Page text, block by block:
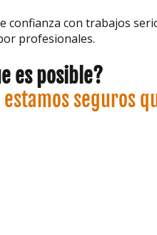
confianza con trabajos
profesionales.
es posible?
estamos seguros